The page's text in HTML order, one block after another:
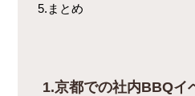
5.まとめ
1.京都での社内BBQイ